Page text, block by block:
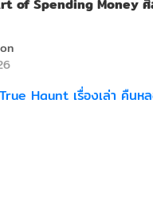
of Spending Money ศิ